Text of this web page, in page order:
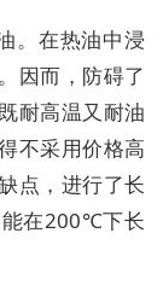
。在热油中浸
因而，防碍了
耐高温又耐油
不采用价格高
点，进行了长
能在200℃下长